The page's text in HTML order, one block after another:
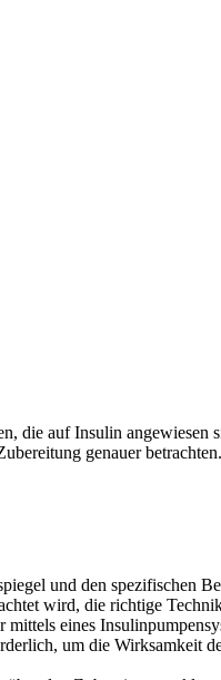
die auf Insulin
genauer betrachten.
und den spezifischen
wird, die richtige
eines
um die Wirksamkeit